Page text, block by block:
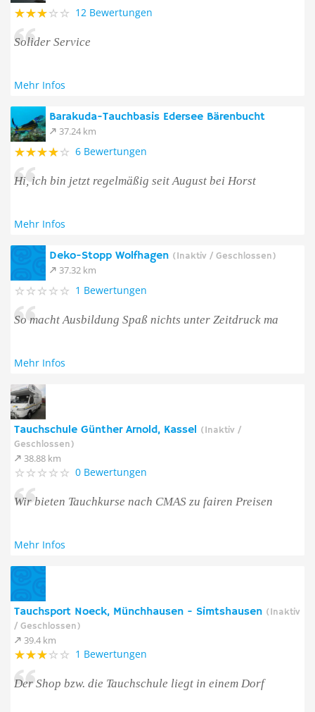
12 Bewertungen
Solider Service
Mehr Infos
Barakuda-Tauchbasis Edersee Bärenbucht
37.24 km
6 Bewertungen
Hi, ich bin jetzt regelmäßig seit August bei Horst
Mehr Infos
Deko-Stopp Wolfhagen (Inaktiv / Geschlossen)
37.32 km
1 Bewertungen
So macht Ausbildung Spaß nichts unter Zeitdruck ma
Mehr Infos
Tauchschule Günther Arnold, Kassel (Inaktiv /
Geschlossen)
38.88 km
0 Bewertungen
Wir bieten Tauchkurse nach CMAS zu fairen Preisen
Mehr Infos
Tauchsport Noeck, Münchhausen - Simtshausen (Inaktiv
/ Geschlossen)
39.4 km
1 Bewertungen
Der Shop bzw. die Tauchschule liegt in einem Dorf